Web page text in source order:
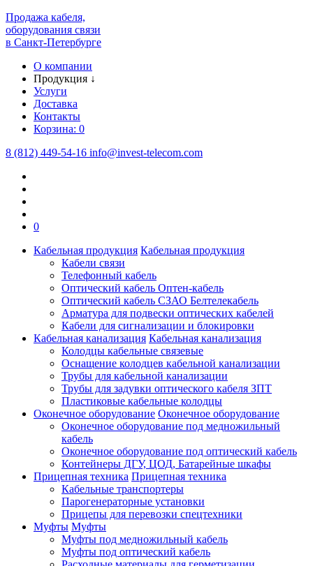
Продажа кабеля,
оборудования связи
в Санкт-Петербурге
О компании
Продукция ↓
Услуги
Доставка
Контакты
Корзина: 0
8 (812) 449-54-16 info@invest-telecom.com
0
Кабельная продукция Кабельная продукция
Кабели связи
Телефонный кабель
Оптический кабель Оптен-кабель
Оптический кабель СЗАО Белтелекабель
Арматура для подвески оптических кабелей
Кабели для сигнализации и блокировки
Кабельная канализация Кабельная канализация
Колодцы кабельные связевые
Оснащение колодцев кабельной канализации
Трубы для кабельной канализации
Трубы для задувки оптического кабеля ЗПТ
Пластиковые кабельные колодцы
Оконечное оборудование Оконечное оборудование
Оконечное оборудование под медножильный
кабель
Оконечное оборудование под оптический кабель
Контейнеры ДГУ, ЦОД, Батарейные шкафы
Прицепная техника Прицепная техника
Кабельные транспортеры
Парогенераторные установки
Прицепы для перевозки спецтехники
Муфты Муфты
Муфты под медножильный кабель
Муфты под оптический кабель